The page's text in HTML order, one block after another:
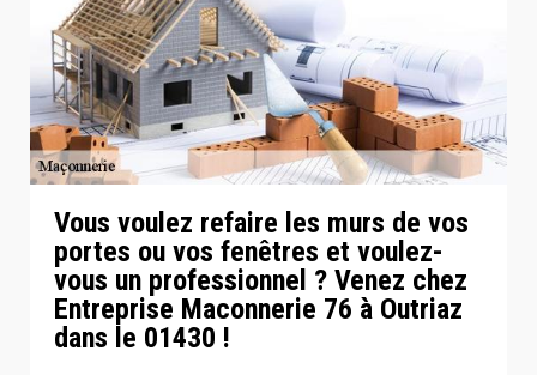
Vous voulez refaire les murs de vos
portes ou vos fenêtres et voulez-
vous un professionnel ? Venez chez
Entreprise Maconnerie 76 à Outriaz
dans le 01430 !